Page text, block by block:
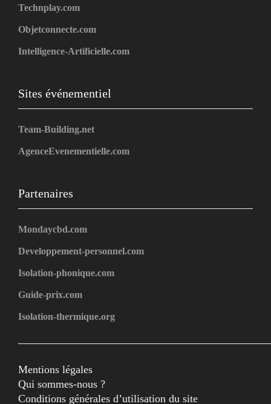
Technplay.com
Objetconnecte.com
Intelligence-Artificielle.com
Sites événementiel
Team-Building.net
AgenceEvenementielle.com
Partenaires
Mondaycbd.com
Developpement-personnel.com
Isolation-phonique.com
Guide-prix.com
Isolation-thermique.org
Mentions légales
Qui sommes-nous ?
Conditions générales d’utilisation du site